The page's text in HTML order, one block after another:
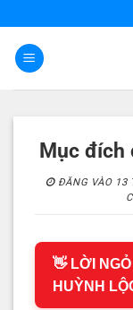
nội
dung
Mục đích
ĐĂNG VÀO 13
👋 LỜI
HUỲNH